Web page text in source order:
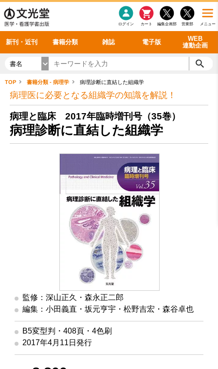
メニュー
営業部
編集企画部
カート
ログイン
新刊・近刊 書籍分類 雑誌 電子版
WEB
連動企画
感染症 老年医学
看護・介護
呼吸器
循環器
シリーズ一覧
雑誌投稿規定
理学療法
雑誌案内・年間購読 最新号 バックナンバー
電子書籍
電子雑誌
書籍「データに基づく臨床動作分析」WEB動画
書籍「眼手術学」WEB動画
書籍「神経症候学 II 改訂第二版」 WEB動画
新刊一覧
今後の発行予定
書名
TOP 書籍分類 - 病理学 病理診断に直結した組織学
病理医に必要となる組織学の知識を解説！
病理と臨床 2017年臨時増刊号（35巻）
病理診断に直結した組織学
監修：深山正久・森永正二郎
編集：小田義直・坂元亨宇・松野吉宏・森谷卓也
B5変型判・408頁・4色刷
2017年4月11日発行